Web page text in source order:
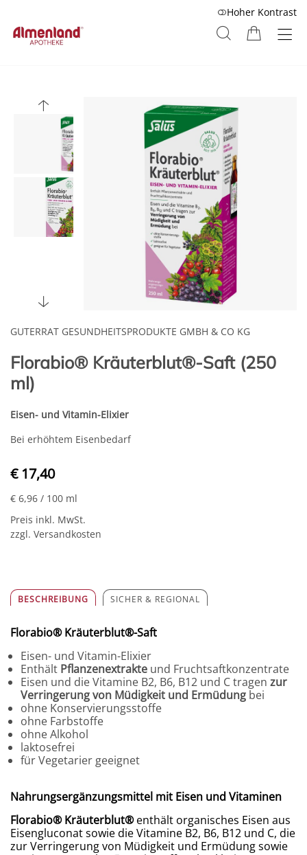
Hoher Kontrast
GUTERRAT GESUNDHEITSPRODUKTE GMBH & CO KG
Florabio® Kräuterblut®-Saft (250
ml)
Eisen- und Vitamin-Elixier
Bei erhöhtem Eisenbedarf
€ 17,40
€ 6,96 / 100 ml
Preis inkl. MwSt.
zzgl. Versandkosten
BESCHREIBUNG SICHER & REGIONAL
Florabio® Kräuterblut®-Saft
Eisen- und Vitamin-Elixier
Enthält Pflanzenextrakte und Fruchtsaftkonzentrate
Eisen und die Vitamine B2, B6, B12 und C tragen zur
Verringerung von Müdigkeit und Ermüdung bei
ohne Konservierungsstoffe
ohne Farbstoffe
ohne Alkohol
laktosefrei
für Vegetarier geeignet
Nahrungsergänzungsmittel mit Eisen und Vitaminen
Florabio® Kräuterblut®enthält organisches Eisen aus
Eisengluconat sowie die Vitamine B2, B6, B12 und C, die
zur Verringerung von Müdigkeit und Ermüdung sowie